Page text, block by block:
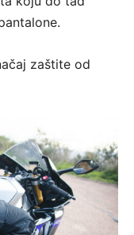
zaštite od